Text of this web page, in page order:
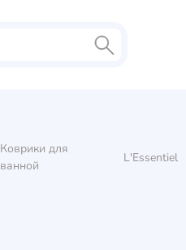
Коврики для
ванной
L'Essentiel